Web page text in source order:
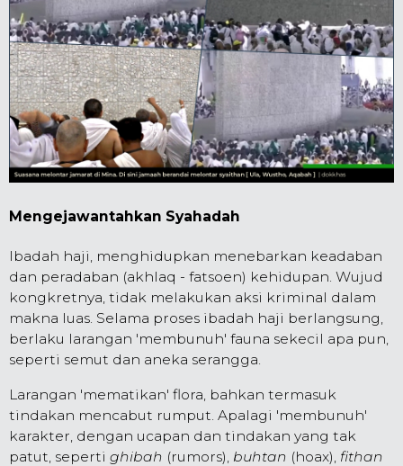
Mengejawantahkan Syahadah
Ibadah haji, menghidupkan menebarkan keadaban
dan peradaban (akhlaq - fatsoen) kehidupan. Wujud
kongkretnya, tidak melakukan aksi kriminal dalam
makna luas. Selama proses ibadah haji berlangsung,
berlaku larangan 'membunuh' fauna sekecil apa pun,
seperti semut dan aneka serangga.
Larangan 'mematikan' flora, bahkan termasuk
tindakan mencabut rumput. Apalagi 'membunuh'
karakter, dengan ucapan dan tindakan yang tak
patut, seperti ghibah (rumors), buhtan (hoax), fithan